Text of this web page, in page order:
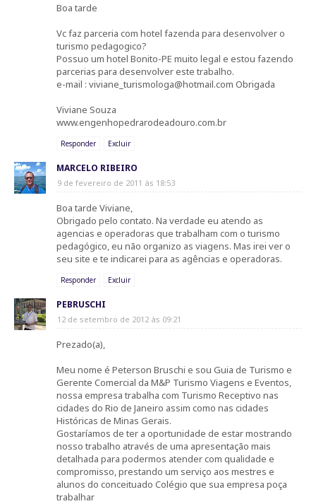
Boa tarde
Vc faz parceria com hotel fazenda para desenvolver o
turismo pedagogico?
Possuo um hotel Bonito-PE muito legal e estou fazendo
parcerias para desenvolver este trabalho.
e-mail : viviane_turismologa@hotmail.com Obrigada
Viviane Souza
www.engenhopedrarodeadouro.com.br
Responder Excluir
MARCELO RIBEIRO
9 de fevereiro de 2011 às 18:53
Boa tarde Viviane,
Obrigado pelo contato. Na verdade eu atendo as
agencias e operadoras que trabalham com o turismo
pedagógico, eu não organizo as viagens. Mas irei ver o
seu site e te indicarei para as agências e operadoras.
Responder Excluir
PEBRUSCHI
12 de setembro de 2012 às 09:21
Prezado(a),
Meu nome é Peterson Bruschi e sou Guia de Turismo e
Gerente Comercial da M&P Turismo Viagens e Eventos,
nossa empresa trabalha com Turismo Receptivo nas
cidades do Rio de Janeiro assim como nas cidades
Históricas de Minas Gerais.
Gostaríamos de ter a oportunidade de estar mostrando
nosso trabalho através de uma apresentação mais
detalhada para podermos atender com qualidade e
compromisso, prestando um serviço aos mestres e
alunos do conceituado Colégio que sua empresa poça
trabalhar